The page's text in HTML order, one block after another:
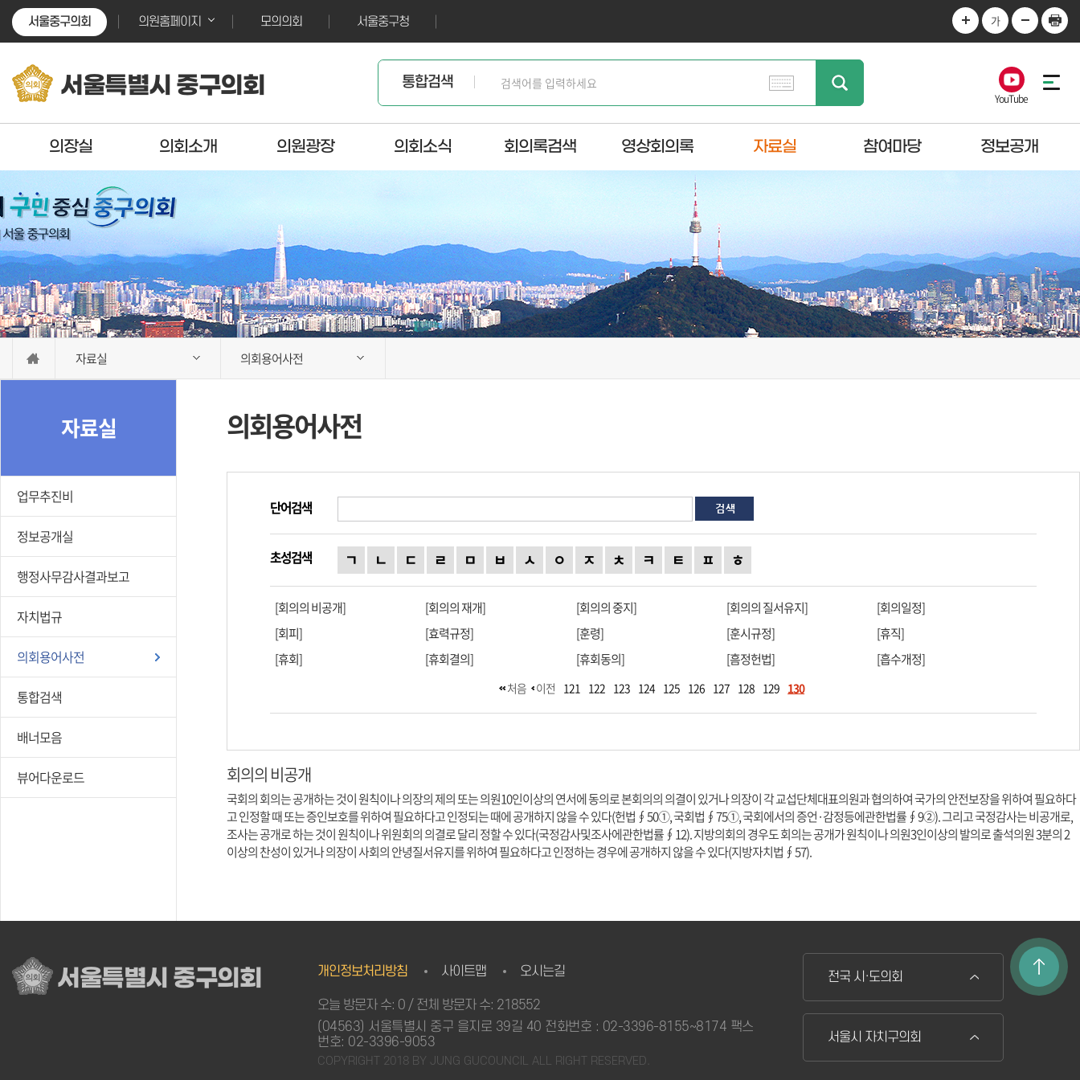
본문바로가기
본문바로가기
서울중구의회 의원홈페이지 모의의회 서울중구청 가
서울특별시 중구의회
YouTube
통합검색
의장실 의회소개 의원광장 의회소식 회의록검색 영상회의록 자료실 참여마당 정보공개
자료실 의회용어사전
자료실
업무추진비
정보공개실
행정사무감사결과보고
자치법규
의회용어사전
통합검색
배너모음
뷰어다운로드
의회용어사전
단어검색
초성검색 ㄱ ㄴ ㄷ ㄹ ㅁ ㅂ ㅅ ㅇ ㅈ ㅊ ㅋ ㅌ ㅍ ㅎ
[회의의 비공개] [회의의 재개] [회의의 중지] [회의의 질서유지]
[회의일정]
[회피]
[효력규정] [훈령] [훈시규정]
[휴직]
[휴회]
[휴회결의] [휴회동의] [흠정헌법] [흡수개정]
처음 이전 121 122 123 124 125 126 127 128 129 130
회의의 비공개
국회의 회의는 공개하는 것이 원칙이나 의장의 제의 또는 의원10인이상의 연서에 동의로 본회의의 의결이 있거나 의장이 각 교섭단체대표의원과 협의하여 국가의 안전보장을 위하여 필요하다
고 인정할 때 또는 증인보호를 위하여 필요하다고 인정되는 때에 공개하지 않을 수 있다(헌법∮50①, 국회법∮75①, 국회에서의 증언·감정등에관한법률∮9②). 그리고 국정감사는 비공개로,
조사는 공개로 하는 것이 원칙이나 위원회의 의결로 달리 정할 수 있다(국정감사및조사에관한법률∮12). 지방의회의 경우도 회의는 공개가 원칙이나 의원3인이상의 발의로 출석의원 3분의 2
이상의 찬성이 있거나 의장이 사회의 안녕질서유지를 위하여 필요하다고 인정하는 경우에 공개하지 않을 수 있다(지방자치법∮57).
전국 시·도의회
서울시 자치구의회
서울특별시 중구의회 개인정보처리방침 사이트맵 오시는길
오늘 방문자 수: 0 / 전체 방문자 수: 218552
(04563) 서울특별시 중구 을지로 39길 40 전화번호 : 02-3396-8155~8174 팩스
번호: 02-3396-9053
COPYRIGHT 2018 BY JUNG GUCOUNCIL ALL RIGHT RESERVED.